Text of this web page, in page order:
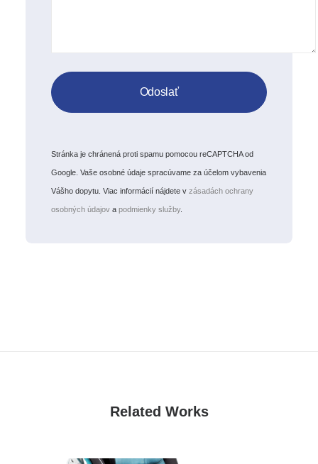
Stránka je chránená proti spamu pomocou reCAPTCHA od
Google. Vaše osobné údaje spracúvame za účelom vybavenia
Vášho dopytu. Viac informácií nájdete v zásadách ochrany
osobných údajov a podmienky služby.
Related Works